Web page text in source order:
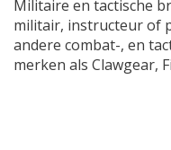
Militaire en tactische
militair, instructeur of
andere combat-, en
merken als Clawgear,